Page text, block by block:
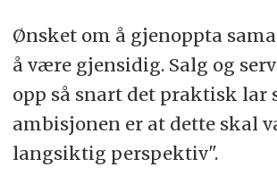
Ønsket om å gjenoppta
å være gjensidig. Salg og
opp så snart det praktisk lar
ambisjonen er at dette skal
langsiktig perspektiv".